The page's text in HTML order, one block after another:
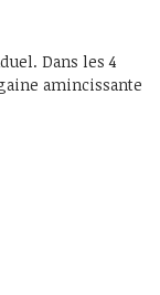
Dans les 4
amincissante